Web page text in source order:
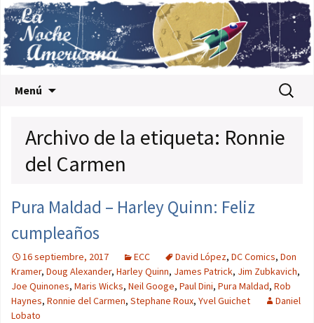
Menú Buscar:
Archivo de la etiqueta: Ronnie
del Carmen
Pura Maldad – Harley Quinn: Feliz
cumpleaños
16 septiembre, 2017 ECC David López, DC Comics, Don
Kramer, Doug Alexander, Harley Quinn, James Patrick, Jim Zubkavich,
Joe Quinones, Maris Wicks, Neil Googe, Paul Dini, Pura Maldad, Rob
Haynes, Ronnie del Carmen, Stephane Roux, Yvel Guichet
Daniel
Lobato